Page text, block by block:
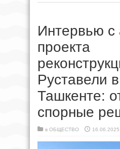
Интервью с
проекта
Руставели в
Ташкенте:
спорные
в ОБЩЕСТВО